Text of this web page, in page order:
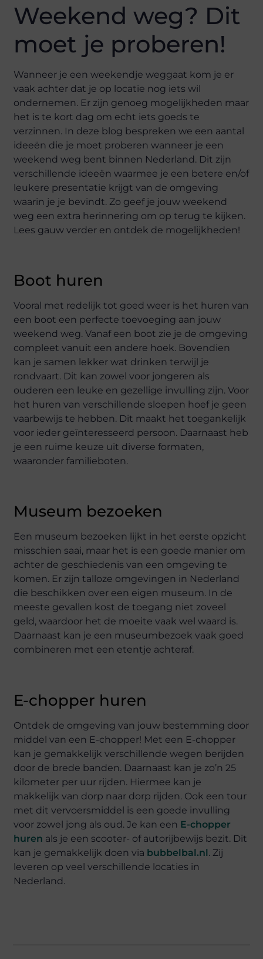
Weekend weg? Dit
moet je proberen!
Wanneer je een weekendje weggaat kom je er
vaak achter dat je op locatie nog iets wil
ondernemen. Er zijn genoeg mogelijkheden maar
het is te kort dag om echt iets goeds te
verzinnen. In deze blog bespreken we een aantal
ideeën die je moet proberen wanneer je een
weekend weg bent binnen Nederland. Dit zijn
verschillende ideeën waarmee je een betere en/of
leukere presentatie krijgt van de omgeving
waarin je je bevindt. Zo geef je jouw weekend
weg een extra herinnering om op terug te kijken.
Lees gauw verder en ontdek de mogelijkheden!
Boot huren
Vooral met redelijk tot goed weer is het huren van
een boot een perfecte toevoeging aan jouw
weekend weg. Vanaf een boot zie je de omgeving
compleet vanuit een andere hoek. Bovendien
kan je samen lekker wat drinken terwijl je
rondvaart. Dit kan zowel voor jongeren als
ouderen een leuke en gezellige invulling zijn. Voor
het huren van verschillende sloepen hoef je geen
vaarbewijs te hebben. Dit maakt het toegankelijk
voor ieder geïnteresseerd persoon. Daarnaast heb
je een ruime keuze uit diverse formaten,
waaronder familieboten.
Museum bezoeken
Een museum bezoeken lijkt in het eerste opzicht
misschien saai, maar het is een goede manier om
achter de geschiedenis van een omgeving te
komen. Er zijn talloze omgevingen in Nederland
die beschikken over een eigen museum. In de
meeste gevallen kost de toegang niet zoveel
geld, waardoor het de moeite vaak wel waard is.
Daarnaast kan je een museumbezoek vaak goed
combineren met een etentje achteraf.
E-chopper huren
Ontdek de omgeving van jouw bestemming door
middel van een E-chopper! Met een E-chopper
kan je gemakkelijk verschillende wegen berijden
door de brede banden. Daarnaast kan je zo’n 25
kilometer per uur rijden. Hiermee kan je
makkelijk van dorp naar dorp rijden. Ook een tour
met dit vervoersmiddel is een goede invulling
voor zowel jong als oud. Je kan een E-chopper
huren als je een scooter- of autorijbewijs bezit. Dit
kan je gemakkelijk doen via bubbelbal.nl. Zij
leveren op veel verschillende locaties in
Nederland.